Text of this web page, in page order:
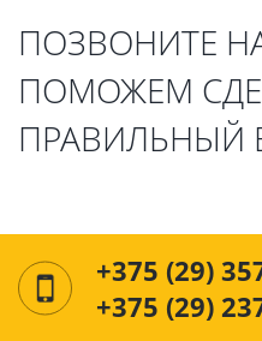
ПОЗВОНИТЕ
ПОМОЖЕМ
ПРАВИЛЬНЫЙ
+375 (29)
+375 (29)